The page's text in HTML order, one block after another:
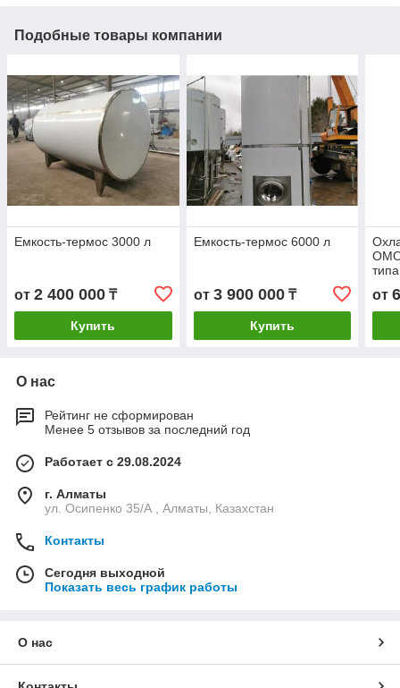
Подобные товары компании
Емкость-термос 3000 л
от 2 400 000 ₸
Купить
Емкость-термос 6000 л
от 3 900 000₸
Купить
от
О нас
Рейтинг не сформирован
Менее 5 отзывов за последний год
Работает с 29.08.2024
г. Алматы
ул. Осипенко 35/А , Алматы, Казахстан
Контакты
Сегодня выходной
Показать весь график работы
О нас